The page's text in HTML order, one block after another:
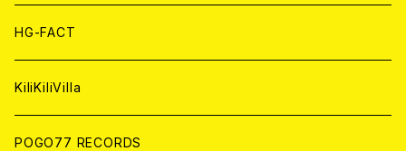
ANALOG
ANALOG
CD
ANALOG
HG-FACT
KiliKiliVilla
POGO77 RECORDS